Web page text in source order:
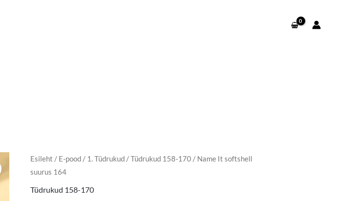
Esileht / E-pood/ 1. Tüdrukud/Tüdrukud 158-170/ Name It softshell
suurus 164
Tüdrukud 158-170
Name
It
softshell